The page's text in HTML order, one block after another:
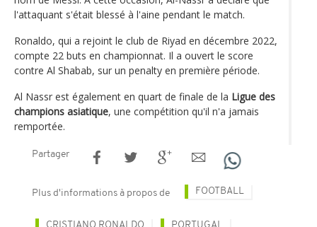
l'attaquant s'était blessé à l'aine pendant le match.
Ronaldo, qui a rejoint le club de Riyad en décembre 2022,
compte 22 buts en championnat. Il a ouvert le score
contre Al Shabab, sur un penalty en première période.
Al Nassr est également en quart de finale de la Ligue des
champions asiatique, une compétition qu'il n'a jamais
remportée.
Partager
Plus d'informations à propos de FOOTBALL